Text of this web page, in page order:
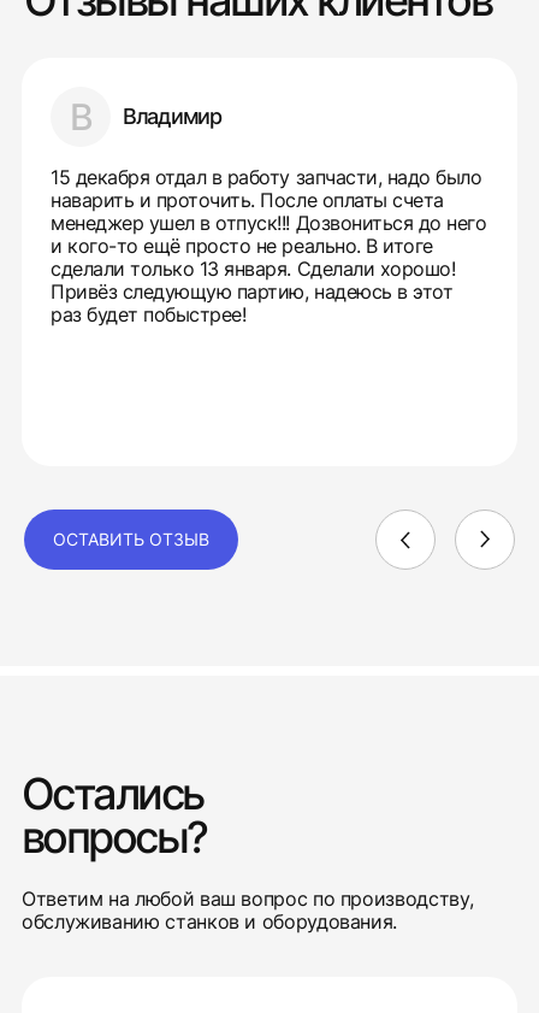
В Владимир
15 декабря отдал в работу запчасти, надо было
наварить и проточить. После оплаты счета
менеджер ушел в отпуск!!! Дозвониться до него
и кого-то ещё просто не реально. В итоге
сделали только 13 января. Сделали хорошо!
Привёз следующую партию, надеюсь в этот
раз будет побыстрее!
ОСТАВИТЬ ОТЗЫВ
Остались
вопросы?
Ответим на любой ваш вопрос по производству,
обслуживанию станков и оборудования.